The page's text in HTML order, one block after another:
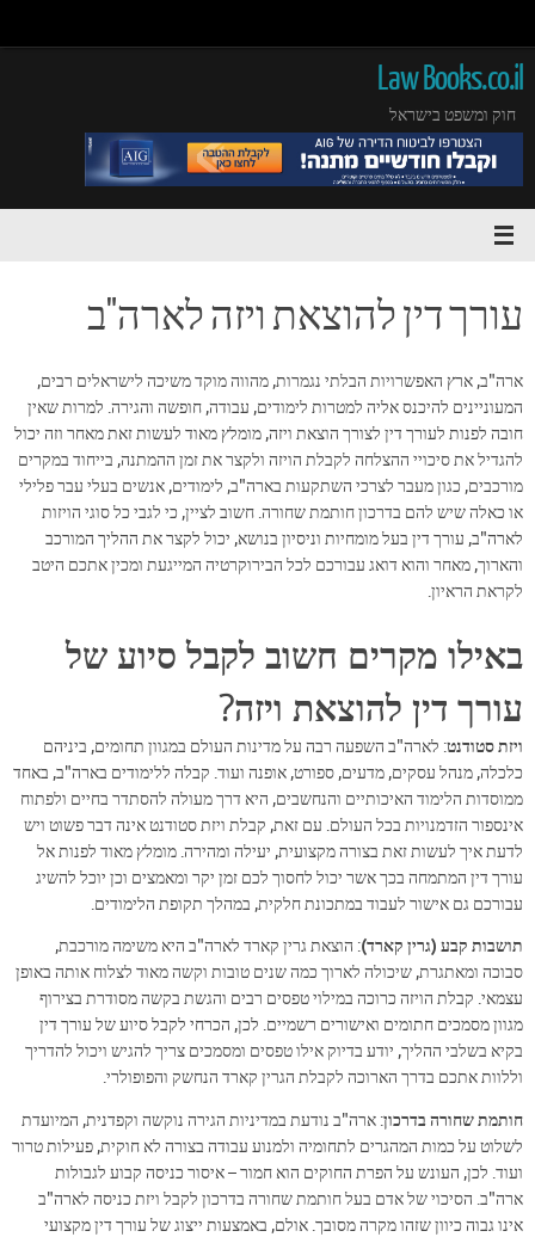
Law Books.co.il
חוק ומשפט בישראל
עורך דין להוצאת ויזה לארה"ב
ארה"ב, ארץ האפשרויות הבלתי נגמרות, מהווה מוקד משיכה לישראלים רבים,
המעוניינים להיכנס אליה למטרות לימודים, עבודה, חופשה והגירה. למרות שאין
חובה לפנות לעורך דין לצורך הוצאת ויזה, מומלץ מאוד לעשות זאת מאחר וזה יכול
להגדיל את סיכויי ההצלחה לקבלת הויזה ולקצר את זמן ההמתנה, בייחוד במקרים
מורכבים, כגון מעבר לצרכי השתקעות בארה"ב, לימודים, אנשים בעלי עבר פלילי
או כאלה שיש להם בדרכון חותמת שחורה. חשוב לציין, כי לגבי כל סוגי הויזות
לארה"ב, עורך דין בעל מומחיות וניסיון בנושא, יכול לקצר את ההליך המורכב
והארוך, מאחר והוא דואג עבורכם לכל הבירוקרטיה המייגעת ומכין אתכם היטב
לקראת הראיון.
באילו מקרים חשוב לקבל סיוע של
עורך דין להוצאת ויזה?
ויזת סטודנט: לארה"ב השפעה רבה על מדינות העולם במגוון תחומים, ביניהם
כלכלה, מנהל עסקים, מדעים, ספורט, אופנה ועוד. קבלה ללימודים בארה"ב, באחד
ממוסדות הלימוד האיכותיים והנחשבים, היא דרך מעולה להסתדר בחיים ולפתוח
אינספור הזדמנויות בכל העולם. עם זאת, קבלת ויזת סטודנט אינה דבר פשוט ויש
לדעת איך לעשות זאת בצורה מקצועית, יעילה ומהירה. מומלץ מאוד לפנות אל
עורך דין המתמחה בכך אשר יכול לחסוך לכם זמן יקר ומאמצים וכן יוכל להשיג
עבורכם גם אישור לעבוד במתכונת חלקית, במהלך תקופת הלימודים.
תושבות קבע (גרין קארד): הוצאת גרין קארד לארה"ב היא משימה מורכבת,
סבוכה ומאתגרת, שיכולה לארוך כמה שנים טובות וקשה מאוד לצלוח אותה באופן
עצמאי. קבלת הויזה כרוכה במילוי טפסים רבים והגשת בקשה מסודרת בצירוף
מגוון מסמכים חתומים ואישורים רשמיים. לכן, הכרחי לקבל סיוע של עורך דין
בקיא בשלבי ההליך, יודע בדיוק אילו טפסים ומסמכים צריך להגיש ויכול להדריך
וללוות אתכם בדרך הארוכה לקבלת הגרין קארד הנחשק והפופולרי.
חותמת שחורה בדרכון: ארה"ב נודעת במדיניות הגירה נוקשה וקפדנית, המיועדת
לשלוט על כמות המהגרים לתחומיה ולמנוע עבודה בצורה לא חוקית, פעילות טרור
ועוד. לכן, העונש על הפרת החוקים הוא חמור – איסור כניסה קבוע לגבולות
ארה"ב. הסיכוי של אדם בעל חותמת שחורה בדרכון לקבל ויזת כניסה לארה"ב
אינו גבוה כיוון שזהו מקרה מסובך. אולם, באמצעות ייצוג של עורך דין מקצועי